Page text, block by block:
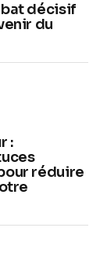
décisif
du
:
réduire